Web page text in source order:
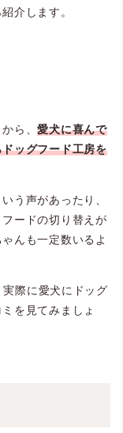
介します。
(11件)
た、価格が高い…6件
が短い…1件
やめてほしい(アレル
到着まで時間がかかる
から、愛犬に喜んで
ッグフード工房を
う声があったり、
ードの切り替えが
んも一定数いるよ
際に愛犬にドッグ
を見てみましょ